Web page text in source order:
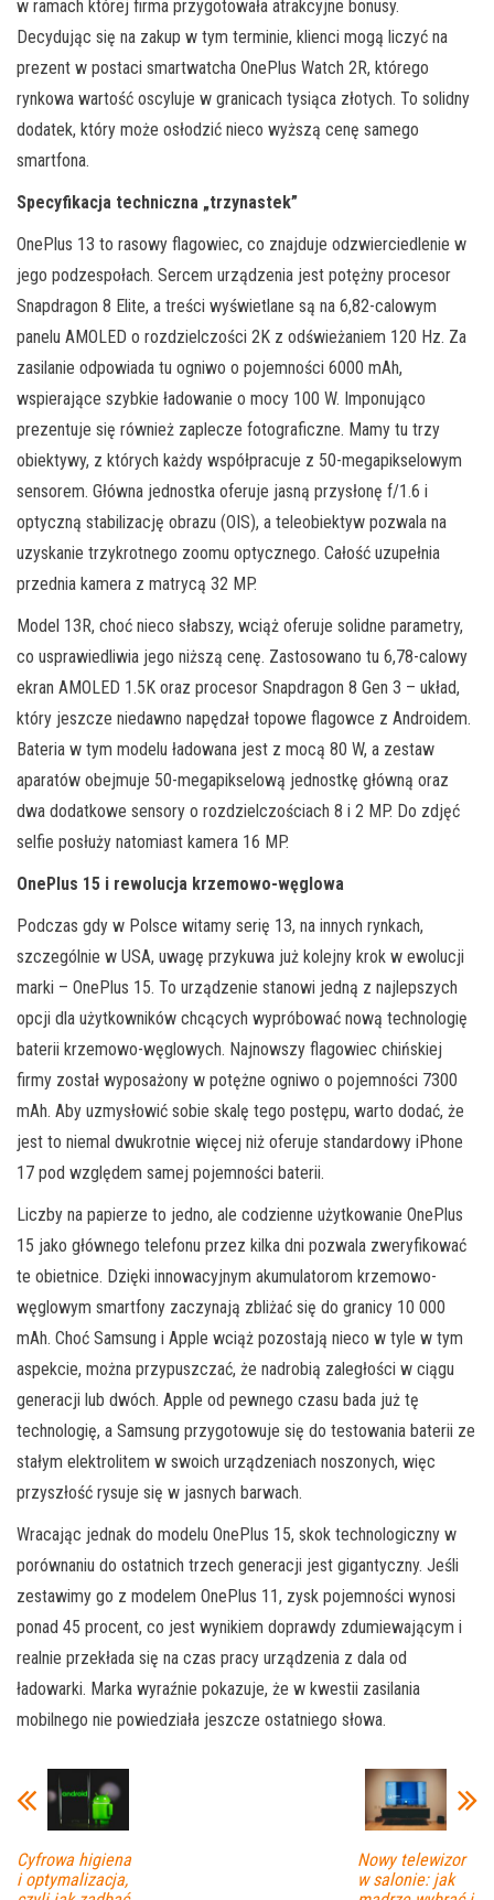
w ramach której firma przygotowała atrakcyjne bonusy.
Decydując się na zakup w tym terminie, klienci mogą liczyć na
prezent w postaci smartwatcha OnePlus Watch 2R, którego
rynkowa wartość oscyluje w granicach tysiąca złotych. To solidny
dodatek, który może osłodzić nieco wyższą cenę samego
smartfona.
Specyfikacja techniczna „trzynastek”
OnePlus 13 to rasowy flagowiec, co znajduje odzwierciedlenie w
jego podzespołach. Sercem urządzenia jest potężny procesor
Snapdragon 8 Elite, a treści wyświetlane są na 6,82-calowym
panelu AMOLED o rozdzielczości 2K z odświeżaniem 120 Hz. Za
zasilanie odpowiada tu ogniwo o pojemności 6000 mAh,
wspierające szybkie ładowanie o mocy 100 W. Imponująco
prezentuje się również zaplecze fotograficzne. Mamy tu trzy
obiektywy, z których każdy współpracuje z 50-megapikselowym
sensorem. Główna jednostka oferuje jasną przysłonę f/1.6 i
optyczną stabilizację obrazu (OIS), a teleobiektyw pozwala na
uzyskanie trzykrotnego zoomu optycznego. Całość uzupełnia
przednia kamera z matrycą 32 MP.
Model 13R, choć nieco słabszy, wciąż oferuje solidne parametry,
co usprawiedliwia jego niższą cenę. Zastosowano tu 6,78-calowy
ekran AMOLED 1.5K oraz procesor Snapdragon 8 Gen 3 – układ,
który jeszcze niedawno napędzał topowe flagowce z Androidem.
Bateria w tym modelu ładowana jest z mocą 80 W, a zestaw
aparatów obejmuje 50-megapikselową jednostkę główną oraz
dwa dodatkowe sensory o rozdzielczościach 8 i 2 MP. Do zdjęć
selfie posłuży natomiast kamera 16 MP.
OnePlus 15 i rewolucja krzemowo-węglowa
Podczas gdy w Polsce witamy serię 13, na innych rynkach,
szczególnie w USA, uwagę przykuwa już kolejny krok w ewolucji
marki – OnePlus 15. To urządzenie stanowi jedną z najlepszych
opcji dla użytkowników chcących wypróbować nową technologię
baterii krzemowo-węglowych. Najnowszy flagowiec chińskiej
firmy został wyposażony w potężne ogniwo o pojemności 7300
mAh. Aby uzmysłowić sobie skalę tego postępu, warto dodać, że
jest to niemal dwukrotnie więcej niż oferuje standardowy iPhone
17 pod względem samej pojemności baterii.
Liczby na papierze to jedno, ale codzienne użytkowanie OnePlus
15 jako głównego telefonu przez kilka dni pozwala zweryfikować
te obietnice. Dzięki innowacyjnym akumulatorom krzemowo-
węglowym smartfony zaczynają zbliżać się do granicy 10 000
mAh. Choć Samsung i Apple wciąż pozostają nieco w tyle w tym
aspekcie, można przypuszczać, że nadrobią zaległości w ciągu
generacji lub dwóch. Apple od pewnego czasu bada już tę
technologię, a Samsung przygotowuje się do testowania baterii ze
stałym elektrolitem w swoich urządzeniach noszonych, więc
przyszłość rysuje się w jasnych barwach.
Wracając jednak do modelu OnePlus 15, skok technologiczny w
porównaniu do ostatnich trzech generacji jest gigantyczny. Jeśli
zestawimy go z modelem OnePlus 11, zysk pojemności wynosi
ponad 45 procent, co jest wynikiem doprawdy zdumiewającym i
realnie przekłada się na czas pracy urządzenia z dala od
ładowarki. Marka wyraźnie pokazuje, że w kwestii zasilania
mobilnego nie powiedziała jeszcze ostatniego słowa.
Cyfrowa higiena
i optymalizacja,
Nowy telewizor
w salonie: jak